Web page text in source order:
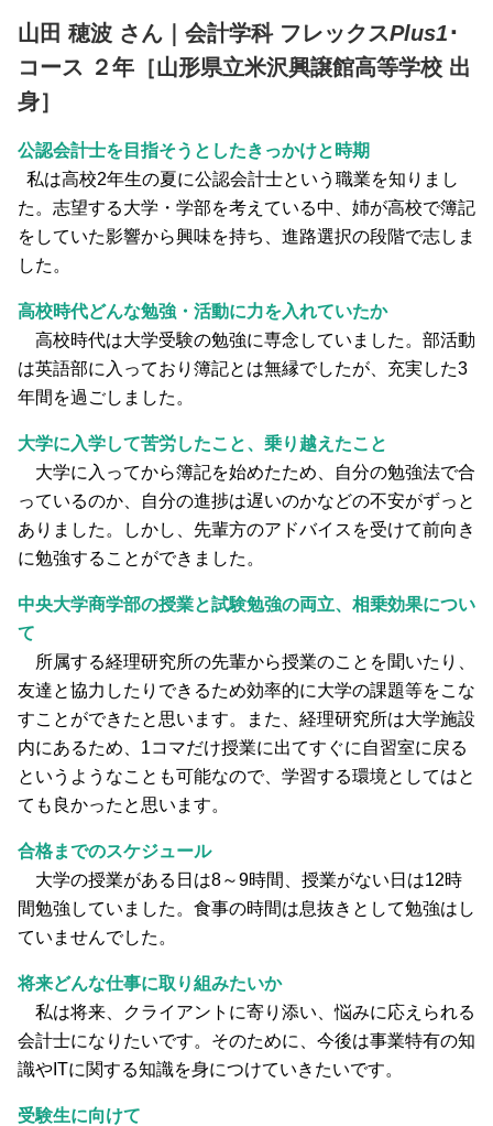
山田 穂波 さん｜会計学科 フレックスPlus1･
コース ２年［山形県立米沢興譲館高等学校 出
身］
公認会計士を目指そうとしたきっかけと時期
私は高校2年生の夏に公認会計士という職業を知りまし
た。志望する大学・学部を考えている中、姉が高校で簿記
をしていた影響から興味を持ち、進路選択の段階で志しま
した。
高校時代どんな勉強・活動に力を入れていたか
高校時代は大学受験の勉強に専念していました。部活動
は英語部に入っており簿記とは無縁でしたが、充実した3
年間を過ごしました。
大学に入学して苦労したこと、乗り越えたこと
大学に入ってから簿記を始めたため、自分の勉強法で合
っているのか、自分の進捗は遅いのかなどの不安がずっと
ありました。しかし、先輩方のアドバイスを受けて前向き
に勉強することができました。
中央大学商学部の授業と試験勉強の両立、相乗効果につい
て
所属する経理研究所の先輩から授業のことを聞いたり、
友達と協力したりできるため効率的に大学の課題等をこな
すことができたと思います。また、経理研究所は大学施設
内にあるため、1コマだけ授業に出てすぐに自習室に戻る
というようなことも可能なので、学習する環境としてはと
ても良かったと思います。
合格までのスケジュール
大学の授業がある日は8～9時間、授業がない日は12時
間勉強していました。食事の時間は息抜きとして勉強はし
ていませんでした。
将来どんな仕事に取り組みたいか
私は将来、クライアントに寄り添い、悩みに応えられる
会計士になりたいです。そのために、今後は事業特有の知
識やITに関する知識を身につけていきたいです。
受験生に向けて